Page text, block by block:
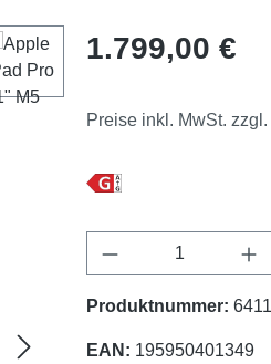
Regulärer Preis:
1.799,00 €
Preise inkl. MwSt.
Produkt
Produktnummer:
EAN: 195950401349